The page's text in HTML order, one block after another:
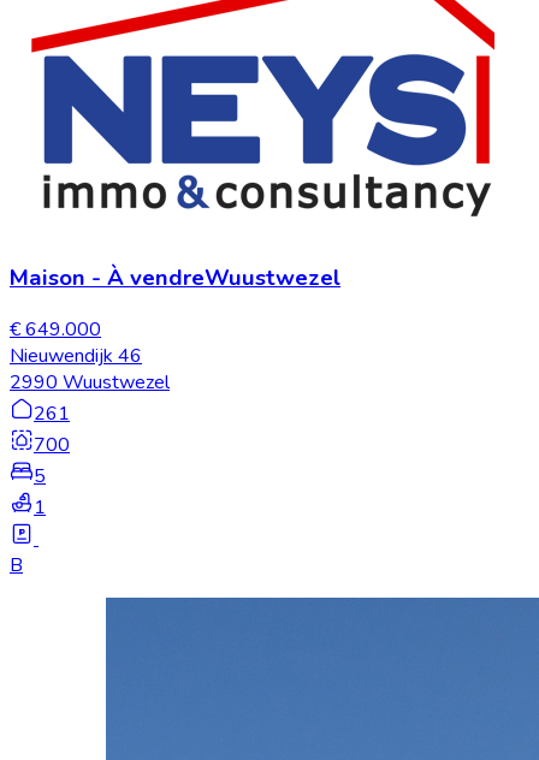
Maison - À vendreWuustwezel
€ 649.000
Nieuwendijk 46
2990 Wuustwezel
261
700
5
1
B